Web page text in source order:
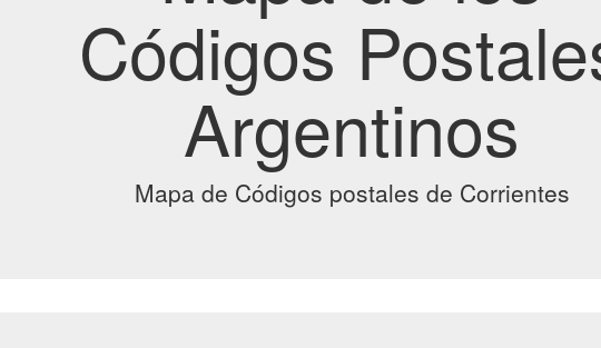
Códigos
Argentinos
Mapa de Códigos postales de Corrientes